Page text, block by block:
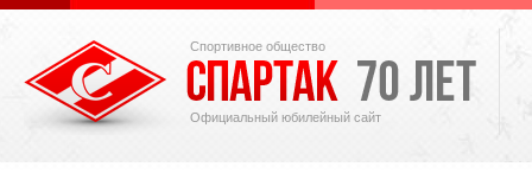
Спортивное общество
Официальный юбилейный сайт